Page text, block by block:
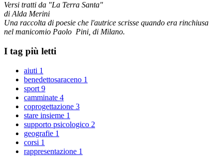
Versi tratti da "La Terra Santa"
di Alda Merini
Una raccolta di poesie che l'autrice scrisse quando era rinchiusa
nel manicomio Paolo Pini, di Milano.
I tag più letti
aiuti 1
benedettosaraceno 1
sport 9
camminate 4
coprogettazione 3
stare insieme 1
supporto psicologico 2
geografie 1
corsi 1
rappresentazione 1